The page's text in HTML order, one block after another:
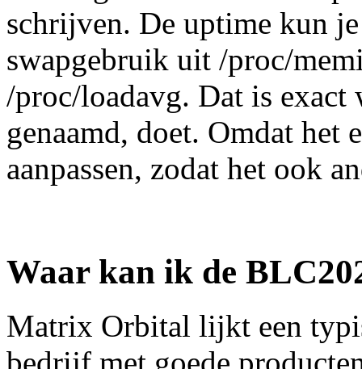
schrijven. De uptime kun
swapgebruik uit /proc/
/proc/loadavg. Dat is
genaamd, doet. Omdat
aanpassen, zodat het ook
Waar kan ik de
Matrix Orbital lijkt een